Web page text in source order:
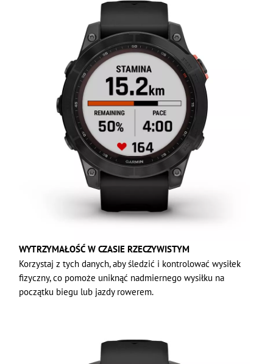
WYTRZYMAŁOŚĆ W CZASIE RZECZYWISTYM
Korzystaj z tych danych, aby śledzić i kontrolować wysiłek
fizyczny, co pomoże uniknąć nadmiernego wysiłku na
początku biegu lub jazdy rowerem.